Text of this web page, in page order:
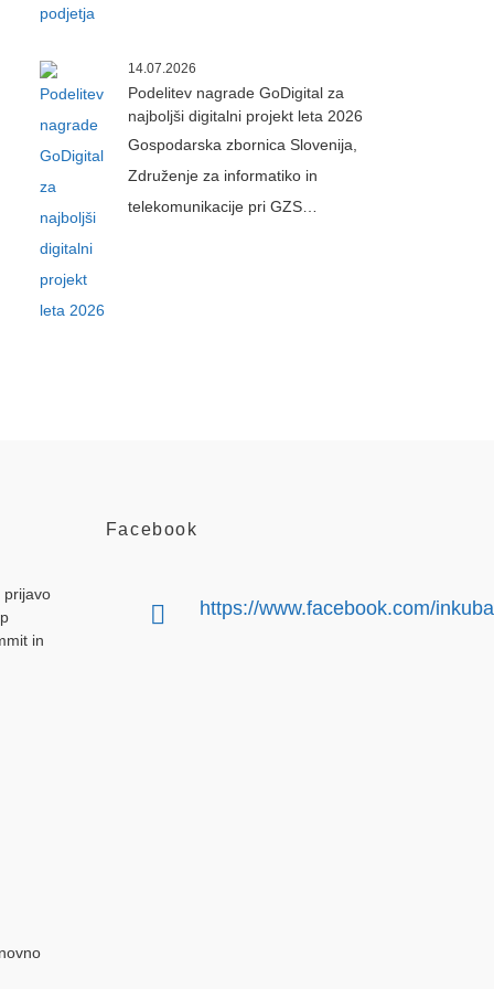
14.07.2026
Podelitev nagrade GoDigital za
najboljši digitalni projekt leta 2026
Gospodarska zbornica Slovenija,
Združenje za informatiko in
telekomunikacije pri GZS…
prijavo
in
Facebook
https://www.facebook.com/